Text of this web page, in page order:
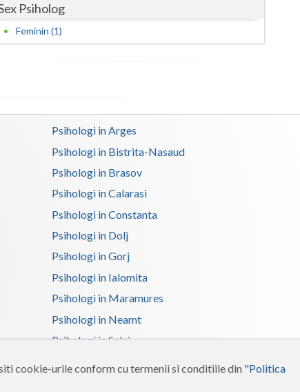
cookie-urile conform cu termenii si conditiile din "Politica
Vrancea
Psiholog
Feminin (1)
Psihologi in Arges
Psihologi in Bistrita-Nasaud
Psihologi in Brasov
Psihologi in Calarasi
Psihologi in Constanta
Psihologi in Dolj
Psihologi in Gorj
Psihologi in Ialomita
Psihologi in Maramures
Psihologi in Neamt
Psihologi in Salaj